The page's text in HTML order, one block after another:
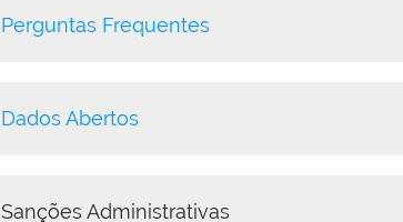
Perguntas Frequentes
Dados Abertos
Sanções Administrativas